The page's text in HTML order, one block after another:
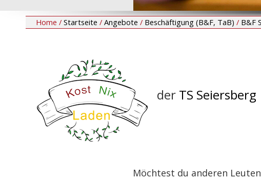
Home / Startseite / Angebote / Beschäftigung (B&F, TaB) / B&F
der TS Seiersberg
Möchtest du anderen